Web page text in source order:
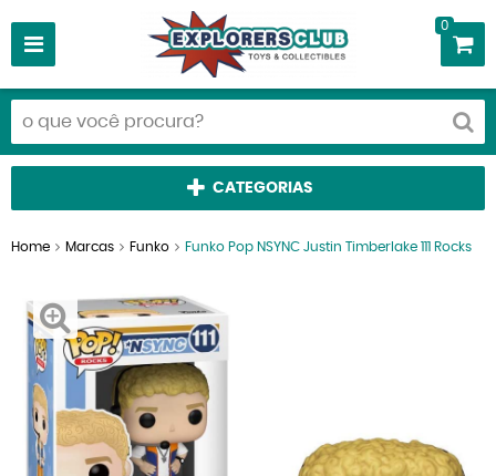
0
CATEGORIAS
Home Marcas Funko Funko Pop NSYNC Justin Timberlake 111 Rocks